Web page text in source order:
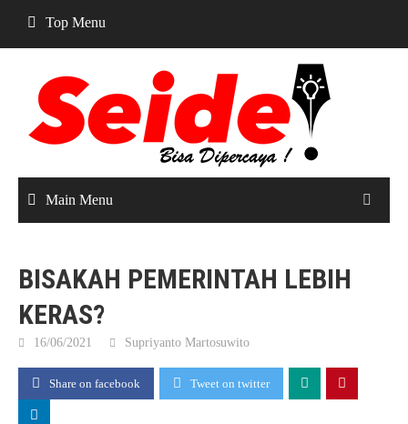
content
Top Menu
Main Menu
BISAKAH PEMERINTAH LEBIH
KERAS?
16/06/2021 Supriyanto Martosuwito
Share on facebook Tweet on twitter